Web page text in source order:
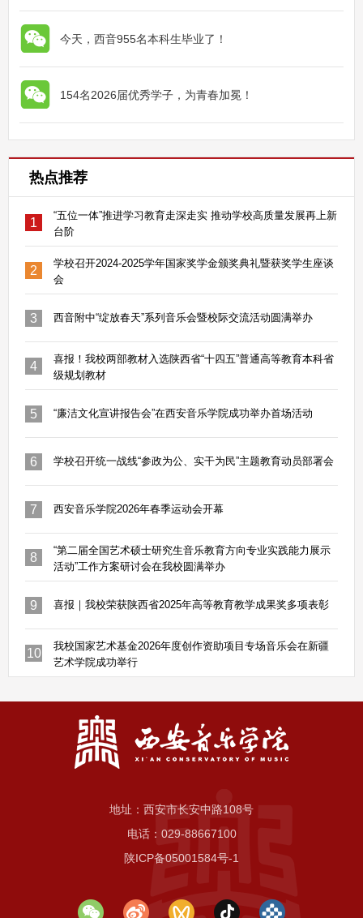
今天，西音955名本科生毕业了！
154名2026届优秀学子，为青春加冕！
热点推荐
1
“五位一体”推进学习教育走深走实 推动学校高质量发展再上新
台阶
2
学校召开2024-2025学年国家奖学金颁奖典礼暨获奖学生座谈
会
3 西音附中“绽放春天”系列音乐会暨校际交流活动圆满举办
4
喜报！我校两部教材入选陕西省“十四五”普通高等教育本科省
级规划教材
5 “廉洁文化宣讲报告会”在西安音乐学院成功举办首场活动
6 学校召开统一战线“参政为公、实干为民”主题教育动员部署会
7 西安音乐学院2026年春季运动会开幕
8
“第二届全国艺术硕士研究生音乐教育方向专业实践能力展示
活动”工作方案研讨会在我校圆满举办
9 喜报｜我校荣获陕西省2025年高等教育教学成果奖多项表彰
10
我校国家艺术基金2026年度创作资助项目专场音乐会在新疆
艺术学院成功举行
地址：西安市长安中路108号
电话：029-88667100
陕ICP备05001584号-1